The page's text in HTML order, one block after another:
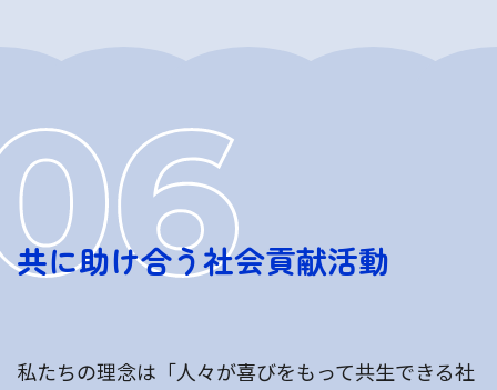
共に助け合う社会貢献活動
私たちの理念は「人々が喜びをもって共生できる社